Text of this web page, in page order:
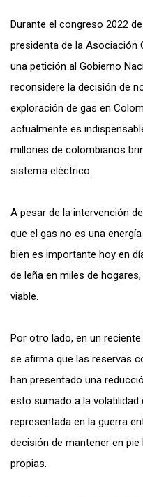
Durante el congreso 2022
presidenta de la Asociación
una petición al Gobierno
reconsidere la decisión de
exploración de gas en
actualmente es
millones de colombianos
sistema eléctrico.
A pesar de la intervención
que el gas no es una
bien es importante hoy en
de leña en miles de
viable.
Por otro lado, en un
se afirma que las reservas
han presentado una
esto sumado a la volatilidad
representada en la guerra
decisión de mantener en
propias.